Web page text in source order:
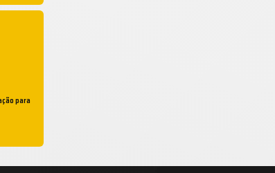
para